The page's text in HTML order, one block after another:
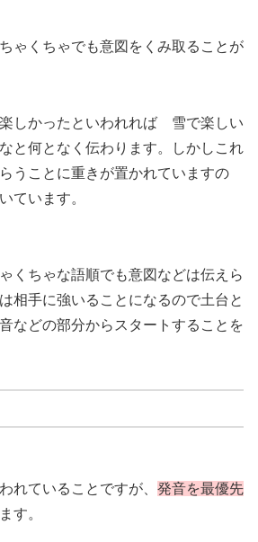
ゃくちゃでも意図をくみ取ることが
しかったといわれれば 雪で楽しい
と何となく伝わります。しかしこれ
うことに重きが置かれていますの
ています。
くちゃな語順でも意図などは伝えら
相手に強いることになるので土台と
などの部分からスタートすることを
れていることですが、 発音を最優先
す。